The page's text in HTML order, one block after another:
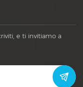
e ti invitiamo a